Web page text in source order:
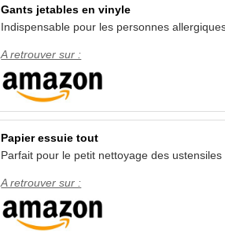
Gants jetables en vinyle
Indispensable pour les personnes
A retrouver sur :
Papier essuie tout
Parfait pour le petit nettoyage des
A retrouver sur :